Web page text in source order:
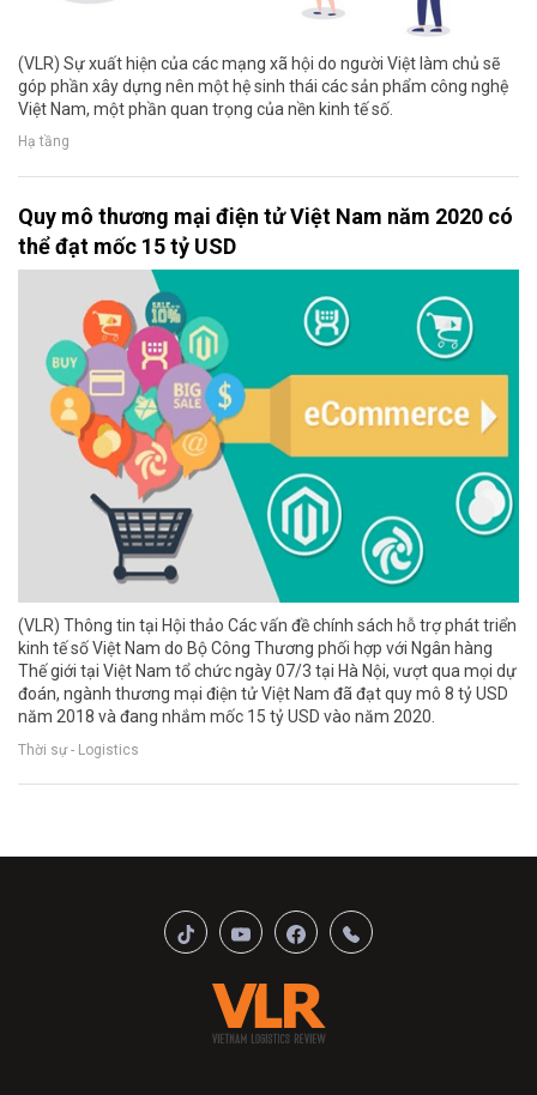
(VLR) Sự xuất hiện của các mạng xã hội do người Việt làm chủ sẽ
góp phần xây dựng nên một hệ sinh thái các sản phẩm công nghệ
Việt Nam, một phần quan trọng của nền kinh tế số.
Hạ tầng
Quy mô thương mại điện tử Việt Nam năm 2020 có
thể đạt mốc 15 tỷ USD
(VLR) Thông tin tại Hội thảo Các vấn đề chính sách hỗ trợ phát triển
kinh tế số Việt Nam do Bộ Công Thương phối hợp với Ngân hàng
Thế giới tại Việt Nam tổ chức ngày 07/3 tại Hà Nội, vượt qua mọi dự
đoán, ngành thương mại điện tử Việt Nam đã đạt quy mô 8 tỷ USD
năm 2018 và đang nhắm mốc 15 tỷ USD vào năm 2020.
Thời sự - Logistics